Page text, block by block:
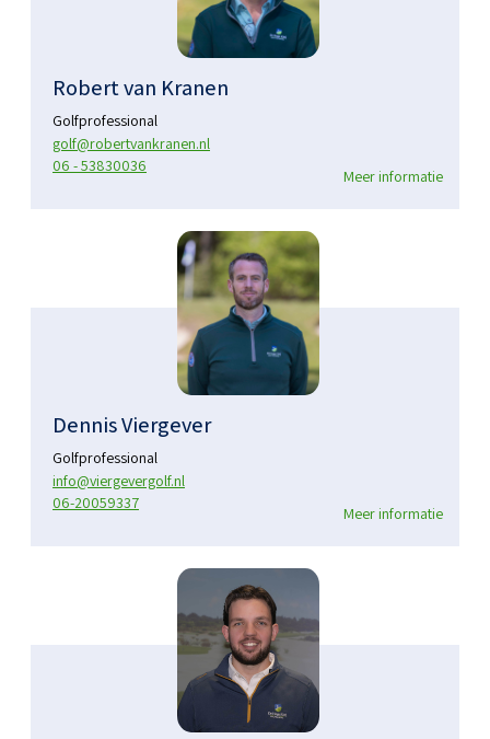
Robert van Kranen
Golfprofessional
golf@robertvankranen.nl
06 - 53830036
Meer informatie
Dennis Viergever
Golfprofessional
info@viergevergolf.nl
06-20059337
Meer informatie